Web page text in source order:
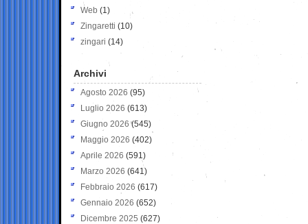
Web (1)
Zingaretti (10)
zingari (14)
Archivi
Agosto 2026 (95)
Luglio 2026 (613)
Giugno 2026 (545)
Maggio 2026 (402)
Aprile 2026 (591)
Marzo 2026 (641)
Febbraio 2026 (617)
Gennaio 2026 (652)
Dicembre 2025 (627)